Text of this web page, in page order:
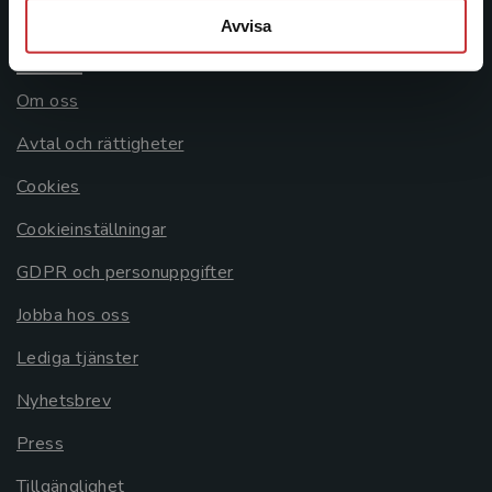
Avvisa
Allmänna länkar
Om oss
Avtal och rättigheter
Cookies
Cookieinställningar
GDPR och personuppgifter
Jobba hos oss
Lediga tjänster
Nyhetsbrev
Press
Tillgänglighet